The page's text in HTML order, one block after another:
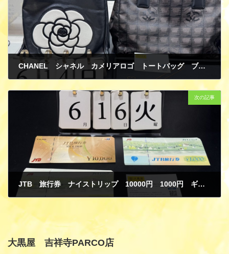
CHANEL シャネル カメリアロゴ トートバッグ ブラック ホワイト レザー ニュートラベルライントート ブラウン ブラック ナイロン レザー 貴金属 ネックレス ペンダントトップ K18 イエローゴールド 買取
次の記事
JTB 旅行券 ナイストリップ 10000円 1000円 ギフトカード 金券 商品券 買取
大黒屋 吉祥寺PARCO店